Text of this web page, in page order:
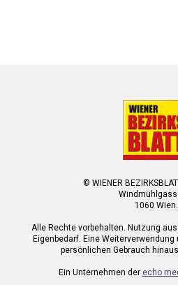
© WIENER
1060 Wien.
Alle Rechte vorbehalten. Nutzung
Eigenbedarf. Eine
persönlichen Gebrauch
Ein Unternehmen der echo